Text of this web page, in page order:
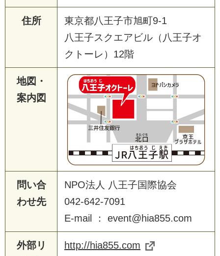
住所
東京都八王子市旭町9-1
八王子スクエアビル（八王子オ
クトーレ）12階
地図・
案内図
問い合
わせ先
NPO法人 八王子国際協会
042-642-7091
E-mail ： event@hia855.com
外部リ
http://hia855.com